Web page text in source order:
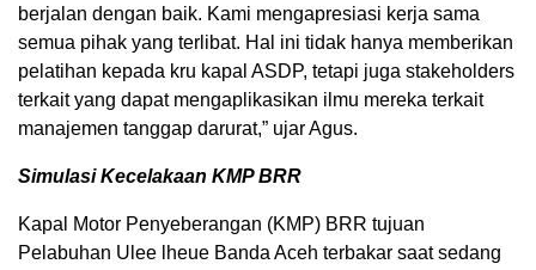
berjalan dengan baik. Kami mengapresiasi kerja sama
semua pihak yang terlibat. Hal ini tidak hanya memberikan
pelatihan kepada kru kapal ASDP, tetapi juga stakeholders
terkait yang dapat mengaplikasikan ilmu mereka terkait
manajemen tanggap darurat,” ujar Agus.
Simulasi Kecelakaan KMP BRR
Kapal Motor Penyeberangan (KMP) BRR tujuan
Pelabuhan Ulee lheue Banda Aceh terbakar saat sedang